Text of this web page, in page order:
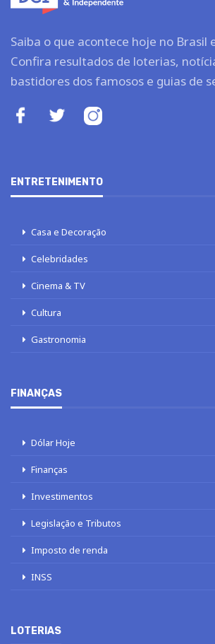
Saiba o que acontece hoje no Brasil
Confira resultados de loterias,
bastidores dos famosos e guias de
ENTRETENIMENTO
Casa e Decoração
Celebridades
Cinema & TV
Cultura
Gastronomia
FINANÇAS
Dólar Hoje
Finanças
Investimentos
Legislação e Tributos
Imposto de renda
INSS
LOTERIAS